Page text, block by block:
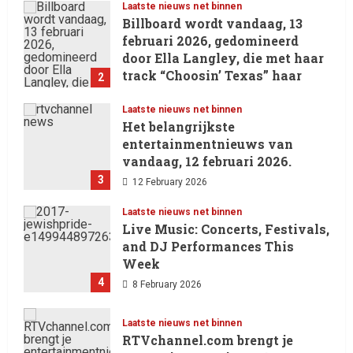
2
Laatste nieuws net binnen
Billboard wordt vandaag, 13
februari 2026, gedomineerd
door Ella Langley, die met haar
track “Choosin’ Texas” haar
Hot 100 heeft behaald.
13 February 2026
3
Laatste nieuws net binnen
Het belangrijkste
entertainmentnieuws van
vandaag, 12 februari 2026.
12 February 2026
4
Laatste nieuws net binnen
Live Music: Concerts, Festivals,
and DJ Performances This
Week
8 February 2026
Laatste nieuws net binnen
RTVchannel.com brengt je